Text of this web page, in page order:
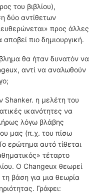
του βιβλίου),
δύο αντίθετων
προς άλλες
πιο δημιουργική.
θα ήταν δυνατόν να
αντί να αναλωθούν
Shanker. η μελέτη του
ικανότητες να
λόγω βλάβης
μας (π.χ. του πίσω
ερώτημα αυτό τίθεται
τέταρτο
Ο Changeux θεωρεί
τη βάση για μια θεωρία
Γράφει: